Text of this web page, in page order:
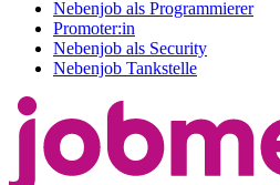
Nebenjob als Programmierer
Promoter:in
Nebenjob als Security
Nebenjob Tankstelle